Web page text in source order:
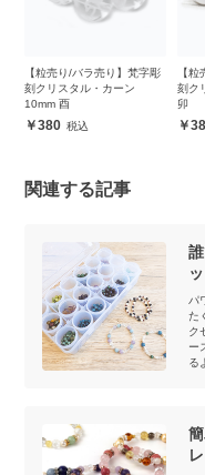
【粒売り/バラ売り】梵字彫
刻クリスタル・カーン
10mm 酉
380
【
刻ク
卯
関連する記事
パ
た
ク
ー
る